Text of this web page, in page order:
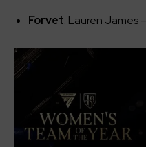
Forvet: Lauren James